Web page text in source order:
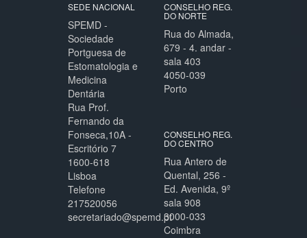
SEDE NACIONAL
SPEMD -
Sociedade
Portguesa de
Estomatologia e
Medicina
Dentária
Rua Prof.
Fernando da
Fonseca,10A -
Escritório 7
1600-618
Lisboa
Telefone
217520056
secretariado@spemd.pt
CONSELHO REG.
DO NORTE
Rua do Almada,
679 - 4. andar -
sala 403
4050-039
Porto
CONSELHO REG.
DO CENTRO
Rua Antero de
Quental, 256 -
Ed. Avenida, 9º
sala 908
3000-033
Coimbra